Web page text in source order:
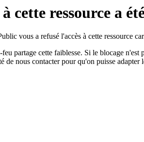
cette ressource a
vous a refusé l'accès à cette ressource
partage cette faiblesse. Si le blocage
de nous contacter pour qu'on puisse adapter